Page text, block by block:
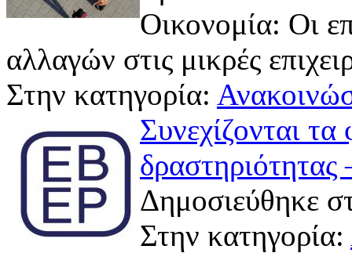
Οικονομία: Οι
αλλαγών στις μικρές
Στην κατηγορία:
Συνεχίζονται
Δημοσιεύθηκε
Στην κατηγορία: